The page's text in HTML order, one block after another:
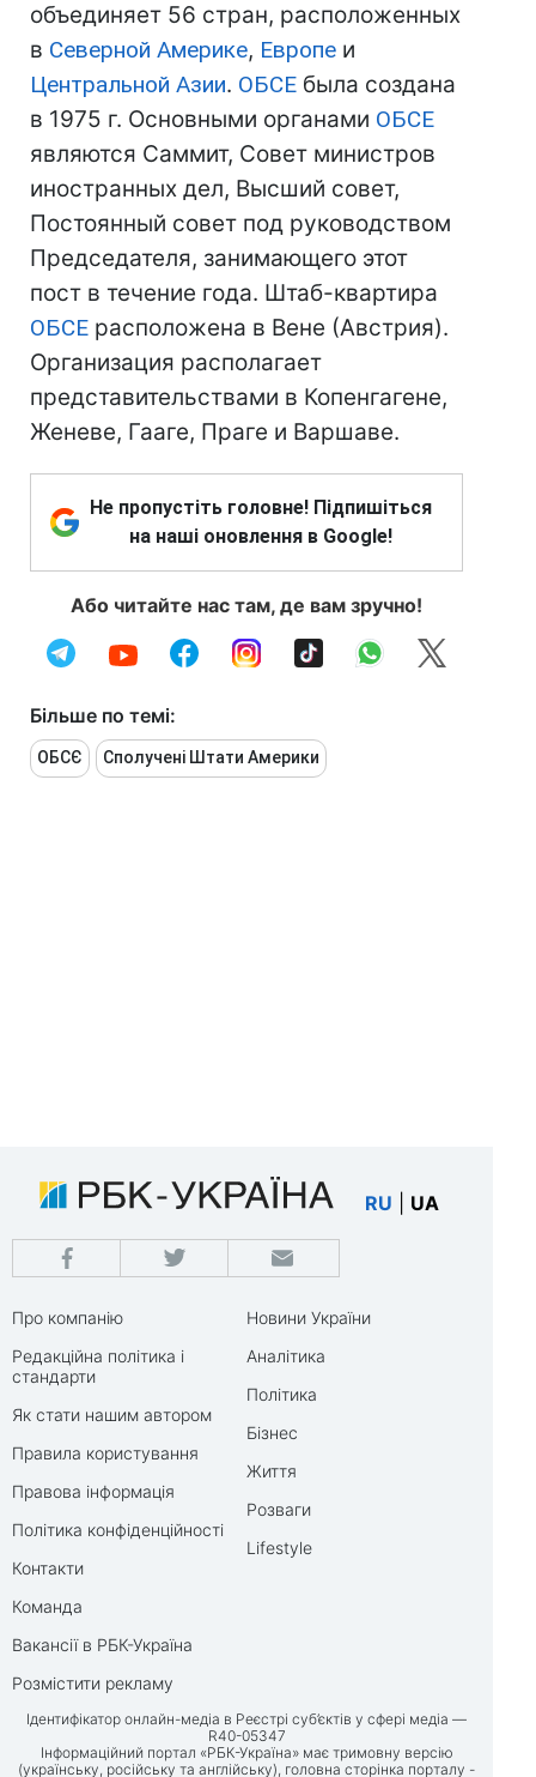
объединяет 56 стран, расположенных
в Северной Америке, Европе и
Центральной Азии. ОБСЕ была создана
в 1975 г. Основными органами ОБСЕ
являются Саммит, Совет министров
иностранных дел, Высший совет,
Постоянный совет под руководством
Председателя, занимающего этот
пост в течение года. Штаб-квартира
ОБСЕ расположена в Вене (Австрия).
Организация располагает
представительствами в Копенгагене,
Женеве, Гааге, Праге и Варшаве.
Не пропустіть головне! Підпишіться
на наші оновлення в Google!
Або читайте нас там, де вам зручно!
Більше по темі:
ОБСЄ Сполучені Штати Америки
RU UA
Про компанію
Редакційна політика і
стандарти
Як стати нашим автором
Правила користування
Правова інформація
Політика конфіденційності
Контакти
Команда
Вакансії в РБК-Україна
Розмістити рекламу
Новини України
Аналітика
Політика
Бізнес
Життя
Розваги
Lifestyle
Ідентифікатор онлайн-медіа в Реєстрі суб’єктів у сфері медіа —
R40-05347
Інформаційний портал «РБК-Україна» має тримовну версію
(українську, російську та англійську), головна сторінка порталу -